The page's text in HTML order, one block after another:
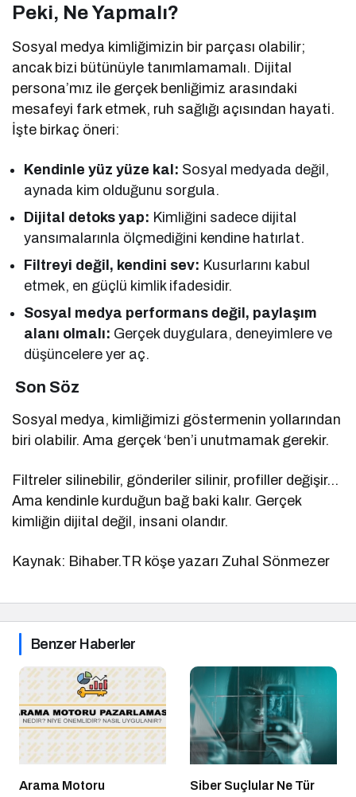
Peki, Ne Yapmalı?
Sosyal medya kimliğimizin bir parçası olabilir;
ancak bizi bütünüyle tanımlamamalı. Dijital
persona’mız ile gerçek benliğimiz arasındaki
mesafeyi fark etmek, ruh sağlığı açısından hayati.
İşte birkaç öneri:
Kendinle yüz yüze kal: Sosyal medyada değil,
aynada kim olduğunu sorgula.
Dijital detoks yap: Kimliğini sadece dijital
yansımalarınla ölçmediğini kendine hatırlat.
Filtreyi değil, kendini sev: Kusurlarını kabul
etmek, en güçlü kimlik ifadesidir.
Sosyal medya performans değil, paylaşım
alanı olmalı: Gerçek duygulara, deneyimlere ve
düşüncelere yer aç.
Son Söz
Sosyal medya, kimliğimizi göstermenin yollarından
biri olabilir. Ama gerçek ‘ben’i unutmamak gerekir.
Filtreler silinebilir, gönderiler silinir, profiller değişir…
Ama kendinle kurduğun bağ baki kalır. Gerçek
kimliğin dijital değil, insani olandır.
Kaynak: Bihaber.TR köşe yazarı Zuhal Sönmezer
Benzer Haberler
Arama Motoru
Siber Suçlular Ne Tür